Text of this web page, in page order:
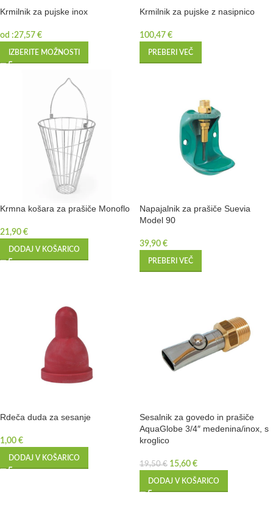
Krmilnik za pujske inox
od :27,57 €
IZBERITE MOŽNOSTI
Krmilnik za pujske z nasipnico
100,47 €
PREBERI VEČ
Krmna košara za prašiče Monoflo
21,90 €
DODAJ V KOŠARICO
Napajalnik za prašiče Suevia
Model 90
39,90 €
PREBERI VEČ
Rdeča duda za sesanje
1,00 €
DODAJ V KOŠARICO
Sesalnik za govedo in prašiče
AquaGlobe 3/4″ medenina/inox, s
kroglico
19,50€ 15,60 €
DODAJ V KOŠARICO